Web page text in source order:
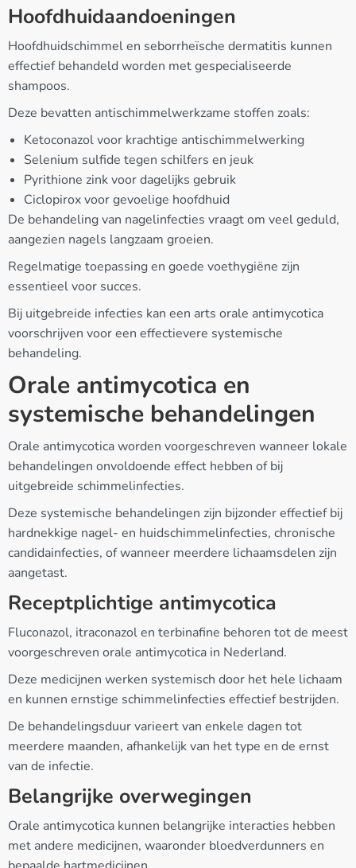
Hoofdhuidaandoeningen
Hoofdhuidschimmel en seborrheïsche dermatitis kunnen
effectief behandeld worden met gespecialiseerde
shampoos.
Deze bevatten antischimmelwerkzame stoffen zoals:
Ketoconazol voor krachtige antischimmelwerking
Selenium sulfide tegen schilfers en jeuk
Pyrithione zink voor dagelijks gebruik
Ciclopirox voor gevoelige hoofdhuid
De behandeling van nagelinfecties vraagt om veel geduld,
aangezien nagels langzaam groeien.
Regelmatige toepassing en goede voethygiëne zijn
essentieel voor succes.
Bij uitgebreide infecties kan een arts orale antimycotica
voorschrijven voor een effectievere systemische
behandeling.
Orale antimycotica en
systemische behandelingen
Orale antimycotica worden voorgeschreven wanneer lokale
behandelingen onvoldoende effect hebben of bij
uitgebreide schimmelinfecties.
Deze systemische behandelingen zijn bijzonder effectief bij
hardnekkige nagel- en huidschimmelinfecties, chronische
candidainfecties, of wanneer meerdere lichaamsdelen zijn
aangetast.
Receptplichtige antimycotica
Fluconazol, itraconazol en terbinafine behoren tot de meest
voorgeschreven orale antimycotica in Nederland.
Deze medicijnen werken systemisch door het hele lichaam
en kunnen ernstige schimmelinfecties effectief bestrijden.
De behandelingsduur varieert van enkele dagen tot
meerdere maanden, afhankelijk van het type en de ernst
van de infectie.
Belangrijke overwegingen
Orale antimycotica kunnen belangrijke interacties hebben
met andere medicijnen, waaronder bloedverdunners en